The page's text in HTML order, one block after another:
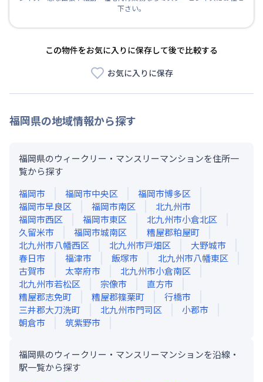
下さい。
この物件をお気に入りに保存して後で比較する
お気に入りに保存
福岡県の地域情報から探す
福岡県のウィークリー・マンスリーマンションを住所一
覧から探す
福岡市
福岡市中央区
福岡市博多区
福岡市早良区
福岡市南区
北九州市
福岡市西区
福岡市東区
北九州市小倉北区
久留米市
福岡市城南区
糟屋郡粕屋町
北九州市八幡西区
北九州市戸畑区
大野城市
春日市
福津市 飯塚市
北九州市八幡東区
古賀市
太宰府市
北九州市小倉南区
北九州市若松区
宗像市
直方市
糟屋郡志免町
糟屋郡篠栗町
行橋市
三井郡大刀洗町
北九州市門司区
小郡市
朝倉市
筑紫野市
福岡県のウィークリー・マンスリーマンションを沿線・
駅一覧から探す